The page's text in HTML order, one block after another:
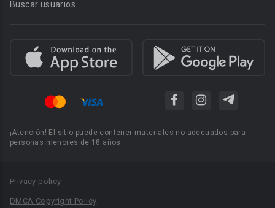
Buscar usuarios
¡Atención! El sitio puede contener materiales no adecuados para
personas menores de 18 años.
Privacy policy
DMCA Copyright Policy